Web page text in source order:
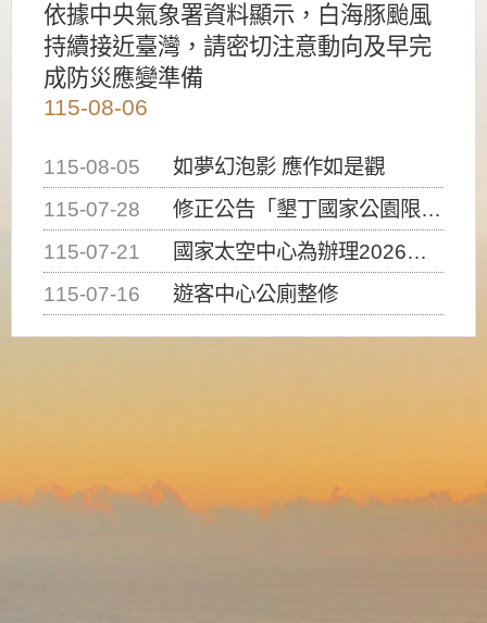
依據中央氣象署資料顯示，白海豚颱風
持續接近臺灣，請密切注意動向及早完
成防災應變準備
115-08-06
115-08-05
如夢幻泡影 應作如是觀
115-07-28
修正公告「墾丁國家公園限制水域遊憩活動之種類、範圍、時間及行為」，自即日生效。
115-07-21
國家太空中心為辦理2026台灣盃火箭競賽，陸、海、空域警戒及協調相關事宜，因颱風備案事宜
115-07-16
遊客中心公廁整修